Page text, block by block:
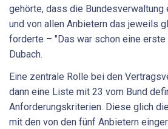
gehörte, dass die Bundesverwaltung
und von allen Anbietern das jeweils
forderte – "Das war schon eine erste
Dubach.
Eine zentrale Rolle bei den
dann eine Liste mit 23 vom Bund
Anforderungskriterien. Diese glich
mit den von den fünf Anbietern